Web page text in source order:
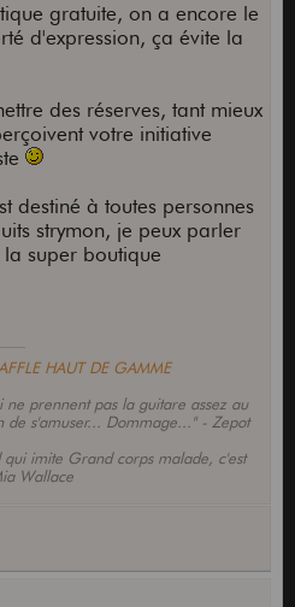
gratuite, on a encore le
d'expression, ça évite la
des réserves, tant mieux
votre initiative
destiné à toutes personnes
strymon, je peux parler
super boutique
HAUT DE GAMME
ne prennent pas la guitare assez au
de s'amuser... Dommage..." - Zepot
imite Grand corps malade, c'est
Wallace